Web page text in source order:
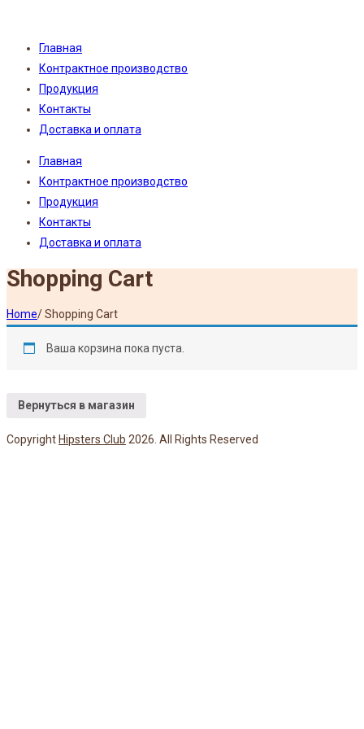
Главная
Контрактное производство
Продукция
Контакты
Доставка и оплата
Главная
Контрактное производство
Продукция
Контакты
Доставка и оплата
Shopping Cart
Home/Shopping Cart
Ваша корзина пока пуста.
Вернуться в магазин
Copyright Hipsters Club 2026. All Rights Reserved